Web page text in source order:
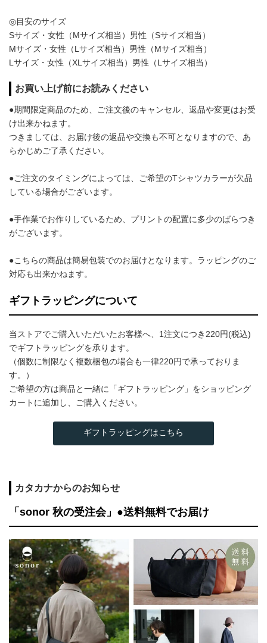
◎目安のサイズ
Sサイズ・女性（Mサイズ相当）男性（Sサイズ相当）
Mサイズ・女性（Lサイズ相当）男性（Mサイズ相当）
Lサイズ・女性（XLサイズ相当）男性（Lサイズ相当）
お買い上げ前にお読みください
●期間限定商品のため、ご注文後のキャンセル、返品や変更はお受
け出来かねます。
つきましては、お届け後の返品や交換も不可となりますので、あ
らかじめご了承ください。
●ご注文のタイミングによっては、ご希望のTシャツカラーが欠品
している場合がございます。
●手作業でお作りしているため、プリントの配置に多少のばらつき
がございます。
●こちらの商品は簡易包装でのお届けとなります。ラッピングのご
対応も出来かねます。
ギフトラッピングについて
当ストアでご購入いただいたお客様へ、1注文につき220円(税込)
でギフトラッピングを承ります。
（個数に制限なく複数梱包の場合も一律220円で承っておりま
す。）
ご希望の方は商品と一緒に「ギフトラッピング」をショッピング
カートに追加し、ご購入ください。
ギフトラッピングはこちら
カタカナからのお知らせ
「sonor 秋の受注会」●送料無料でお届け